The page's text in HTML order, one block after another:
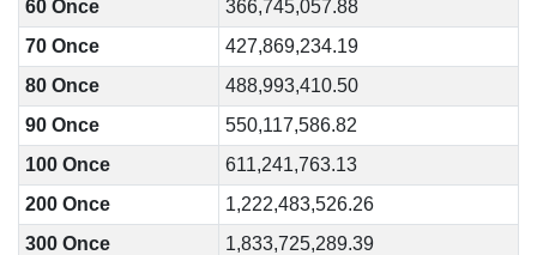
60 Once
366,745,057.88
70 Once
427,869,234.19
80 Once
488,993,410.50
90 Once
550,117,586.82
100 Once
611,241,763.13
200 Once
1,222,483,526.26
300 Once
1,833,725,289.39